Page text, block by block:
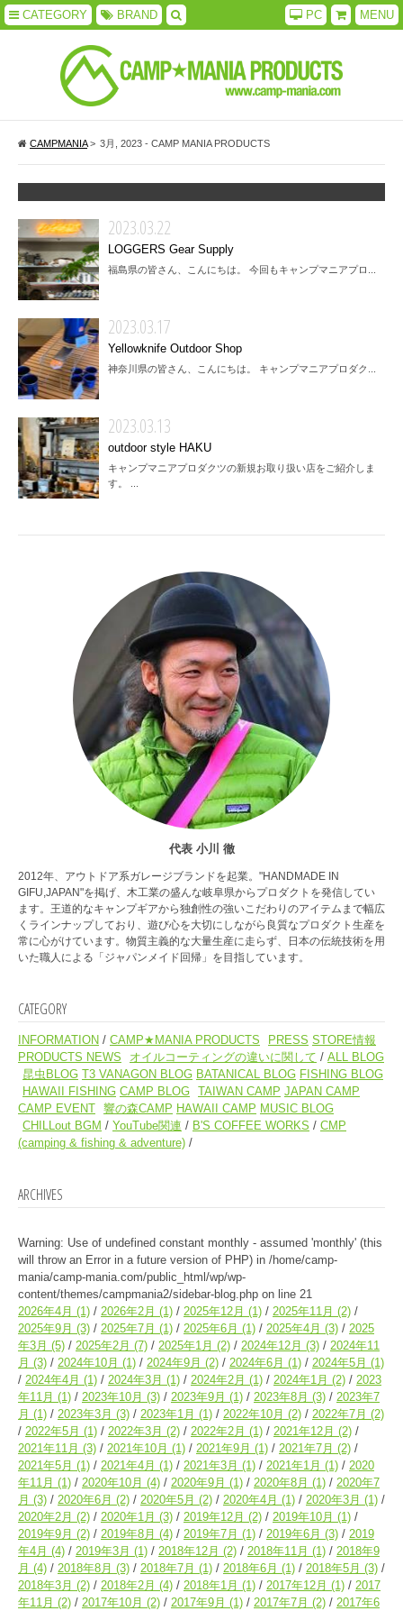
CATEGORY BRAND MENU
PC
CAMPMANIA> 3月, 2023 - CAMP MANIA PRODUCTS
2023.03.22
LOGGERS Gear Supply
福島県の皆さん、こんにちは。 今回もキャンプマニアプロ...
2023.03.17
Yellowknife Outdoor Shop
神奈川県の皆さん、こんにちは。 キャンプマニアプロダク...
2023.03.13
outdoor style HAKU
キャンプマニアプロダクツの新規お取り扱い店をご紹介しま
す。 ...
代表 小川 徹
2012年、アウトドア系ガレージブランドを起業。"HANDMADE IN
GIFU,JAPAN"を掲げ、木工業の盛んな岐阜県からプロダクトを発信してい
ます。王道的なキャンプギアから独創性の強いこだわりのアイテムまで幅広
くラインナップしており、遊び心を大切にしながら良質なプロダクト生産を
常に心がけています。物質主義的な大量生産に走らず、日本の伝統技術を用
いた職人による「ジャパンメイド回帰」を目指しています。
CATEGORY
INFORMATION CAMP★MANIA PRODUCTS PRESS STORE情報
PRODUCTS NEWS
オイルコーティングの違いに関して
ALL BLOG
昆虫BLOG T3 VANAGON BLOG BATANICAL BLOG FISHING BLOG
HAWAII FISHING CAMP BLOG TAIWAN CAMP JAPAN CAMP
CAMP EVENT 響の森CAMP HAWAII CAMP MUSIC BLOG
CHILLout BGM
YouTube関連 B'S COFFEE WORKS
CMP
(camping & fishing & adventure)
ARCHIVES
Warning: Use of undefined constant monthly - assumed 'monthly' (this
will throw an Error in a future version of PHP) in /home/camp-
mania/camp-mania.com/public_html/wp/wp-
content/themes/campmania2/sidebar-blog.php on line 21
2026年4月 (1) 2026年2月 (1) 2025年12月 (1) 2025年11月 (2)
2025年9月 (3) 2025年7月 (1) 2025年6月 (1) 2025年4月 (3)
2025
年3月 (5) 2025年2月 (7) 2025年1月 (2) 2024年12月 (3)
2024年11
月 (3) 2024年10月 (1) 2024年9月 (2) 2024年6月 (1) 2024年5月 (1)
2024年4月 (1) 2024年3月 (1) 2024年2月 (1) 2024年1月 (2)
2023
年11月 (1) 2023年10月 (3) 2023年9月 (1) 2023年8月 (3)
2023年7
月 (1) 2023年3月 (3) 2023年1月 (1) 2022年10月 (2) 2022年7月 (2)
2022年5月 (1) 2022年3月 (2) 2022年2月 (1) 2021年12月 (2)
2021年11月 (3) 2021年10月 (1) 2021年9月 (1) 2021年7月 (2)
2021年5月 (1) 2021年4月 (1) 2021年3月 (1) 2021年1月 (1)
2020
年11月 (1) 2020年10月 (4) 2020年9月 (1) 2020年8月 (1)
2020年7
月 (3) 2020年6月 (2) 2020年5月 (2) 2020年4月 (1) 2020年3月 (1)
2020年2月 (2) 2020年1月 (3) 2019年12月 (2) 2019年10月 (1)
2019年9月 (2) 2019年8月 (4) 2019年7月 (1) 2019年6月 (3)
2019
年4月 (4) 2019年3月 (1) 2018年12月 (2) 2018年11月 (1)
2018年9
月 (4) 2018年8月 (3) 2018年7月 (1) 2018年6月 (1) 2018年5月 (3)
2018年3月 (2) 2018年2月 (4) 2018年1月 (1) 2017年12月 (1)
2017
年11月 (2) 2017年10月 (2) 2017年9月 (1) 2017年7月 (2)
2017年6